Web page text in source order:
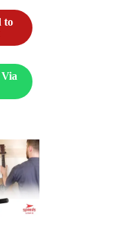
Kaki /
to